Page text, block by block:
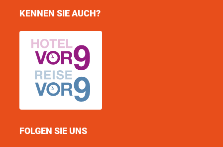
KENNEN SIE AUCH?
FOLGEN SIE UNS